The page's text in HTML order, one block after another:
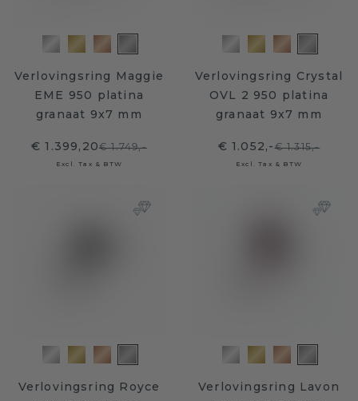
Verlovingsring Maggie
EME 950 platina
granaat 9x7 mm
€ 1.399,20€ 1.749,-
Excl. Tax & BTW
Verlovingsring Crystal
OVL 2 950 platina
granaat 9x7 mm
€ 1.052,-€ 1.315,-
Excl. Tax & BTW
Verlovingsring Royce
Verlovingsring Lavon